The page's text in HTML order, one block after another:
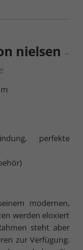
nielsen –
perfekte
modernen,
werden eloxiert
steht aber
zur Verfügung.